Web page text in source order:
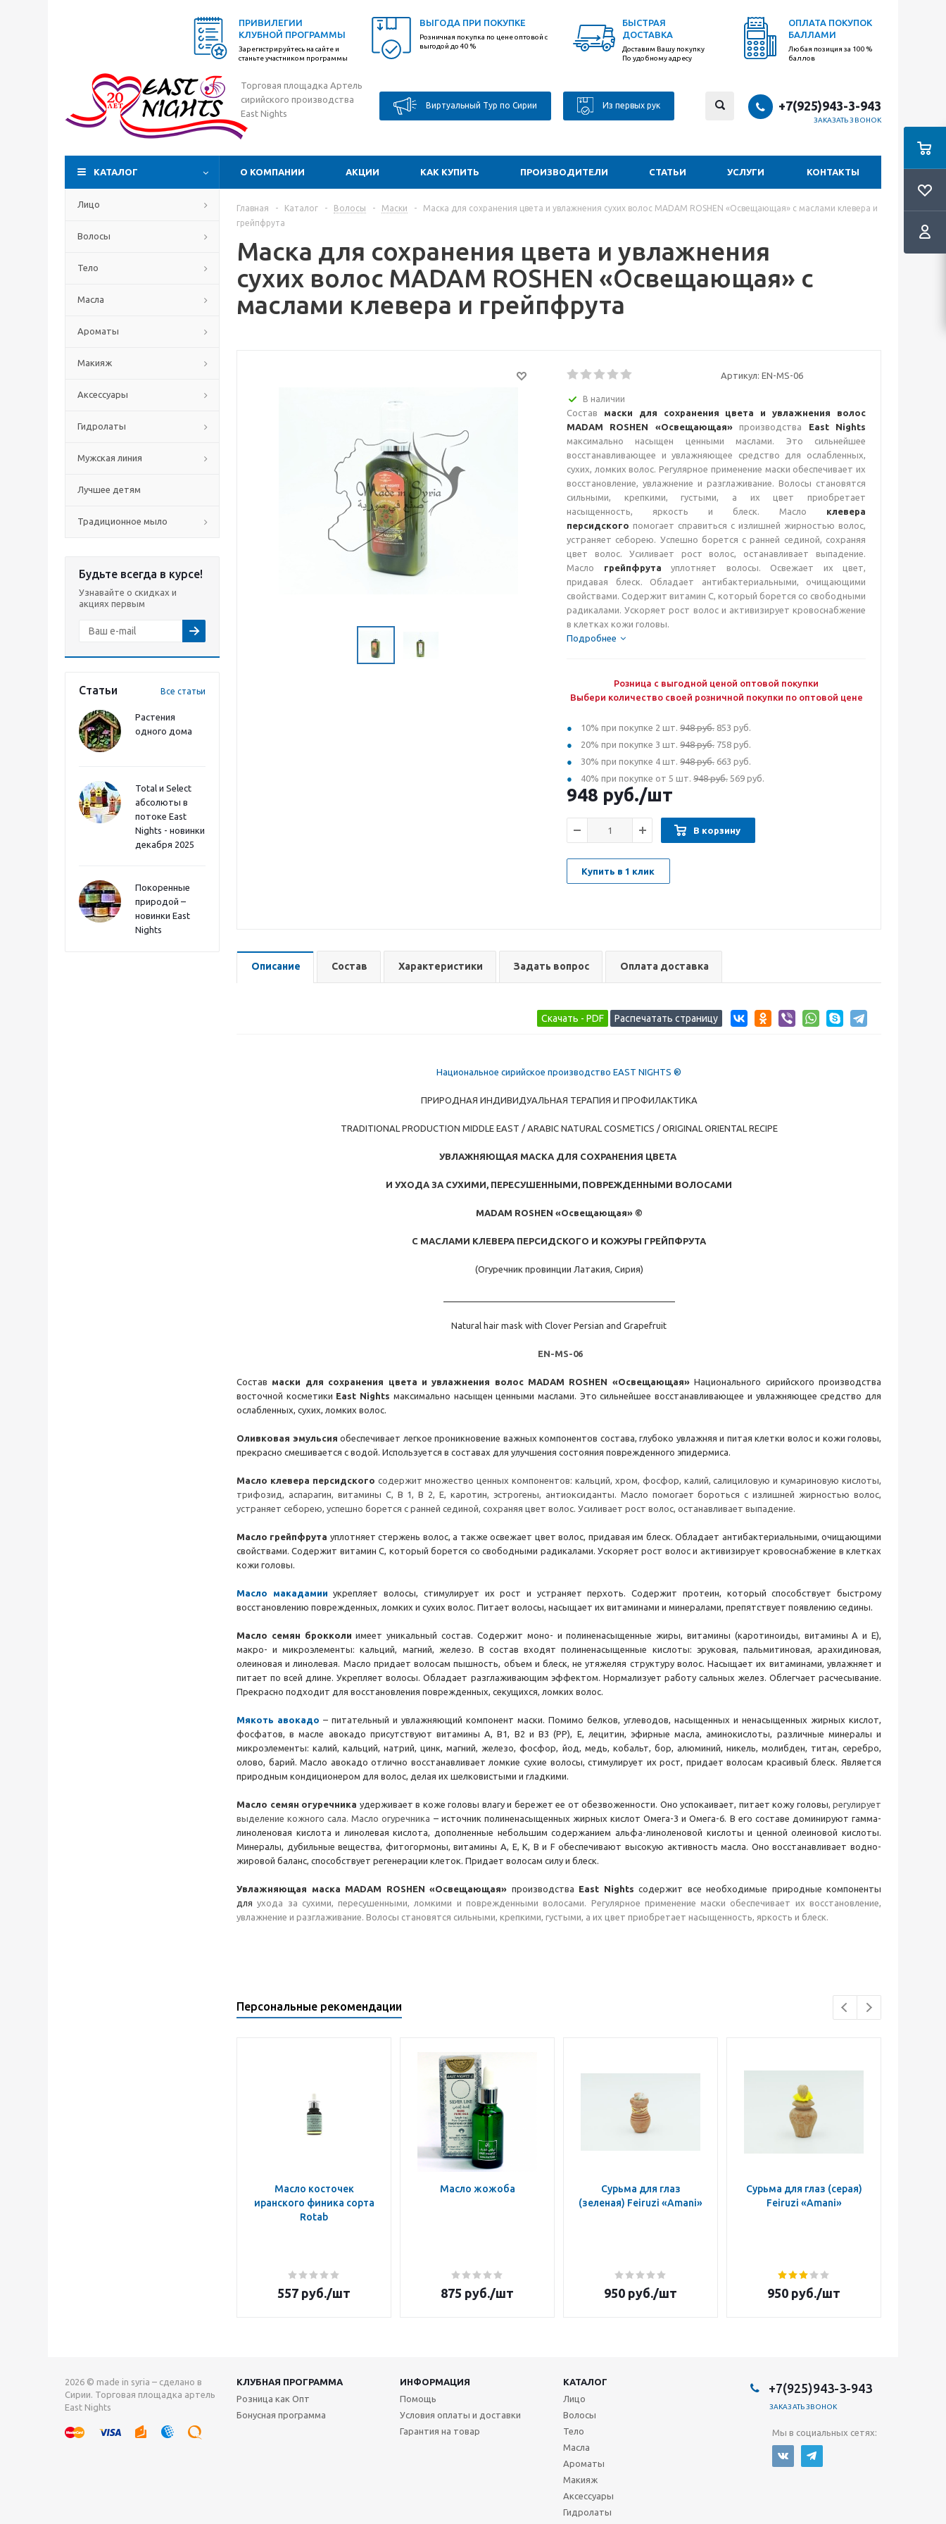
ПРИВИЛЕГИИ
КЛУБНОЙ ПРОГРАММЫ
Зарегистрируйтесь на сайте и
станьте участником программы
ВЫГОДА ПРИ ПОКУПКЕ
Розничная покупка по цене оптовой с
выгодой до 40 %
БЫСТРАЯ
ДОСТАВКА
Доставим Вашу покупку
По удобному адресу
ОПЛАТА ПОКУПОК
БАЛЛАМИ
Любая позиция за 100 %
баллов
Торговая площадка Артель
сирийского производства
East Nights
Виртуальный Тур по Сирии Из первых рук +7(925)943-3-943
ЗАКАЗАТЬ ЗВОНОК
КАТАЛОГ О КОМПАНИИ АКЦИИ КАК КУПИТЬ ПРОИЗВОДИТЕЛИ СТАТЬИ УСЛУГИ КОНТАКТЫ
Лицо
Волосы
Тело
Масла
Ароматы
Макияж
Аксессуары
Гидролаты
Мужская линия
Лучшее детям
Традиционное мыло
Будьте всегда в курсе!
Узнавайте о скидках и
акциях первым
Статьи Все статьи
Растения
одного дома
Total и Select
абсолюты в
потоке East
Nights - новинки
декабря 2025
Покоренные
природой –
новинки East
Nights
Главная - Каталог - Волосы - Маски -
Маска для сохранения цвета и увлажнения сухих волос MADAM ROSHEN «Освещающая» с маслами клевера и
грейпфрута
Маска для сохранения цвета и увлажнения
сухих волос MADAM ROSHEN «Освещающая» с
маслами клевера и грейпфрута
Артикул: EN-MS-06
В наличии
Состав маски для сохранения цвета и увлажнения волос
MADAM ROSHEN «Освещающая»производства East Nights
максимально насыщен ценными маслами. Это сильнейшее
восстанавливающее и увлажняющее средство для ослабленных,
сухих, ломких волос. Регулярное применение маски обеспечивает их
восстановление, увлажнение и разглаживание. Волосы становятся
сильными, крепкими, густыми, а их цвет приобретает
насыщенность, яркость и блеск. Масло клевера
персидского помогает справиться с излишней жирностью волос,
устраняет себорею. Успешно борется с ранней сединой, сохраняя
цвет волос. Усиливает рост волос, останавливает выпадение.
Масло
грейпфрута уплотняет волосы. Освежает их цвет,
придавая блеск. Обладает антибактериальными, очищающими
свойствами. Содержит витамин С, который борется со свободными
радикалами. Ускоряет рост волос и активизирует кровоснабжение
в клетках кожи головы.
Подробнее
Розница с выгодной ценой оптовой покупки
Выбери количество своей розничной покупки по оптовой цене
10% при покупке 2 шт. 948 руб. 853 руб.
20% при покупке 3 шт. 948 руб. 758 руб.
30% при покупке 4 шт. 948 руб. 663 руб.
40% при покупке от 5 шт. 948 руб. 569 руб.
948 руб./шт
В корзину
Купить в 1 клик
Описание Состав Характеристики Задать вопрос Оплата доставка
Национальное сирийское производство EAST NIGHTS ®
ПРИРОДНАЯ ИНДИВИДУАЛЬНАЯ ТЕРАПИЯ И ПРОФИЛАКТИКА
TRADITIONAL PRODUCTION MIDDLE EAST / ARABIC NATURAL COSMETICS / ORIGINAL ORIENTAL RECIPE
УВЛАЖНЯЮЩАЯ МАСКА ДЛЯ СОХРАНЕНИЯ ЦВЕТА
И УХОДА ЗА СУХИМИ, ПЕРЕСУШЕННЫМИ, ПОВРЕЖДЕННЫМИ ВОЛОСАМИ
MADAM ROSHEN «Освещающая» ©
С МАСЛАМИ КЛЕВЕРА ПЕРСИДСКОГО И КОЖУРЫ ГРЕЙПФРУТА
(Огуречник провинции Латакия, Сирия)
Natural hair mask with Clover Persian and Grapefruit
EN-MS-06
Состав маски для сохранения цвета и увлажнения волос MADAM ROSHEN «Освещающая»Национального сирийского производства
восточной косметики East Nights максимально насыщен ценными маслами. Это сильнейшее восстанавливающее и увлажняющее средство для
ослабленных, сухих, ломких волос.
Оливковая эмульсия обеспечивает легкое проникновение важных компонентов состава, глубоко увлажняя и питая клетки волос и кожи головы,
прекрасно смешивается с водой. Используется в составах для улучшения состояния поврежденного эпидермиса.
Масло клевера персидского содержит множество ценных компонентов:кальций, хром, фосфор, калий, салициловую и кумариновую кислоты,
трифозид, аспарагин, витамины С, В 1, В 2, Е, каротин, эстрогены, антиоксиданты. Масло помогает бороться с излишней жирностью волос,
устраняет себорею, успешно борется с ранней сединой, сохраняя цвет волос. Усиливает рост волос, останавливает выпадение.
Масло грейпфрута уплотняет стержень волос, а также освежает цвет волос, придавая им блеск. Обладает антибактериальными, очищающими
свойствами. Содержит витамин С, который борется со свободными радикалами. Ускоряет рост волос и активизирует кровоснабжение в клетках
кожи головы.
Масло макадамии укрепляет волосы, стимулирует их рост и устраняет перхоть. Содержит протеин, который способствует быстрому
восстановлению поврежденных, ломких и сухих волос. Питает волосы, насыщает их витаминами и минералами, препятствует появлению седины.
Масло семян брокколи имеет уникальный состав. Содержит моно- и полиненасыщенные жиры, витамины (каротиноиды, витамины А и Е),
макро- и микроэлементы: кальций, магний, железо. В состав входят полиненасыщенные кислоты: эруковая, пальмитиновая, арахидиновая,
олеиновая и линолевая. Масло придает волосам пышность, объем и блеск, не утяжеляя структуру волос. Насыщает их витаминами, увлажняет и
питает по всей длине. Укрепляет волосы. Обладает разглаживающим эффектом. Нормализует работу сальных желез. Облегчает расчесывание.
Прекрасно подходит для восстановления поврежденных, секущихся, ломких волос.
Мякоть авокадо – питательный и увлажняющий компонент маски. Помимо белков, углеводов, насыщенных и ненасыщенных жирных кислот,
фосфатов, в масле авокадо присутствуют витамины А, В1, В2 и В3 (РР), Е, лецитин, эфирные масла, аминокислоты, различные минералы и
микроэлементы: калий, кальций, натрий, цинк, магний, железо, фосфор, йод, медь, кобальт, бор, алюминий, никель, молибден, титан, серебро,
олово, барий. Масло авокадо отлично восстанавливает ломкие сухие волосы, стимулирует их рост, придает волосам красивый блеск. Является
природным кондиционером для волос, делая их шелковистыми и гладкими.
Масло семян огуречника удерживает в коже головы влагу и бережет ее от обезвоженности. Оно успокаивает, питает кожу головы, регулирует
выделение кожного сала. Масло огуречника – источник полиненасыщенных жирных кислот Омега-3 и Омега-6. В его составе доминируют гамма-
линоленовая кислота и линолевая кислота, дополненные небольшим содержанием альфа-линоленовой кислоты и ценной олеиновой кислоты.
Минералы, дубильные вещества, фитогормоны, витамины А, Е, К, B и F обеспечивают высокую активность масла. Оно восстанавливает водно-
жировой баланс, способствует регенерации клеток. Придает волосам силу и блеск.
Увлажняющая маска MADAM ROSHEN «Освещающая» производства East Nights содержит все необходимые природные компоненты
дляухода за сухими, пересушенными, ломкими и поврежденными волосами. Регулярное применение маски обеспечивает их восстановление,
увлажнение и разглаживание. Волосы становятся сильными, крепкими, густыми, а их цвет приобретает насыщенность, яркость и блеск.
Персональные рекомендации
Масло косточек
иранского финика сорта
Rotab
557 руб./шт
Масло жожоба
875 руб./шт
Сурьма для глаз
(зеленая) Feiruzi «Amani»
950 руб./шт
Сурьма для глаз (серая)
Feiruzi «Amani»
950 руб./шт
2026 © made in syria – сделано в
Сирии. Торговая площадка артель
East Nights
КЛУБНАЯ ПРОГРАММА ИНФОРМАЦИЯ
КАТАЛОГ
Розница как Опт
Бонусная программа
Помощь
Условия оплаты и доставки
Гарантия на товар
Лицо
Волосы
Тело
Масла
Ароматы
Макияж
Аксессуары
Гидролаты
+7(925)943-3-943
ЗАКАЗАТЬ ЗВОНОК
Мы в социальных сетях: